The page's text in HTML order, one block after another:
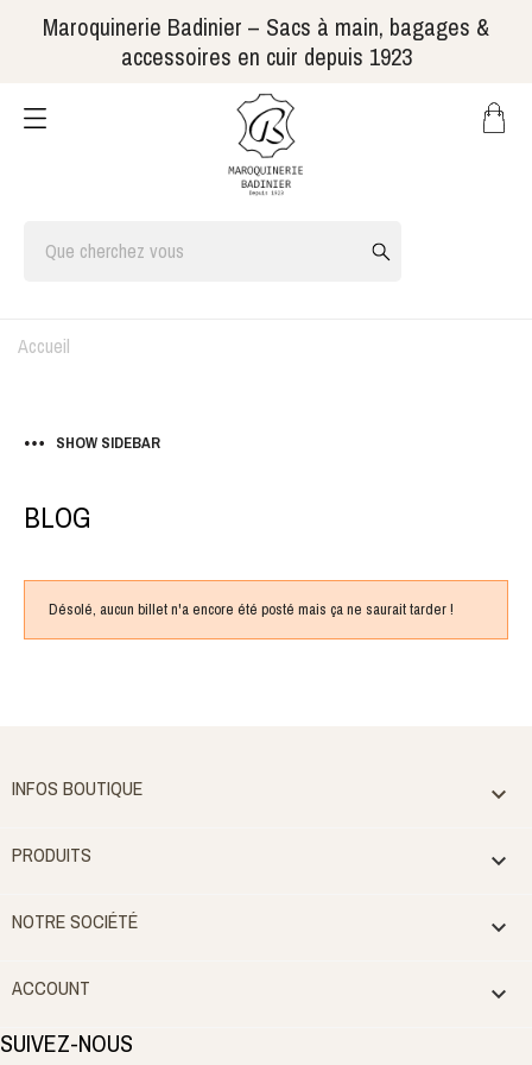
Maroquinerie Badinier – Sacs à main, bagages &
accessoires en cuir depuis 1923
Accueil
SHOW SIDEBAR
BLOG
Désolé, aucun billet n'a encore été posté mais ça ne saurait tarder !
INFOS BOUTIQUE 
PRODUITS 
NOTRE SOCIÉTÉ 
ACCOUNT 
SUIVEZ-NOUS